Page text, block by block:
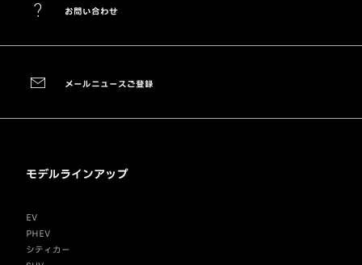
お問い合わせ
メールニュースご登録
モデルラインアップ
EV
PHEV
シティカー